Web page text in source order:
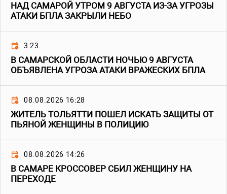
НАД САМАРОЙ УТРОМ 9 АВГУСТА ИЗ-ЗА УГРОЗЫ
АТАКИ БПЛА ЗАКРЫЛИ НЕБО
3:23
В САМАРСКОЙ ОБЛАСТИ НОЧЬЮ 9 АВГУСТА
ОБЪЯВЛЕНА УГРОЗА АТАКИ ВРАЖЕСКИХ БПЛА
08.08.2026 16:28
ЖИТЕЛЬ ТОЛЬЯТТИ ПОШЕЛ ИСКАТЬ ЗАЩИТЫ ОТ
ПЬЯНОЙ ЖЕНЩИНЫ В ПОЛИЦИЮ
08.08.2026 14:26
В САМАРЕ КРОССОВЕР СБИЛ ЖЕНЩИНУ НА
ПЕРЕХОДЕ